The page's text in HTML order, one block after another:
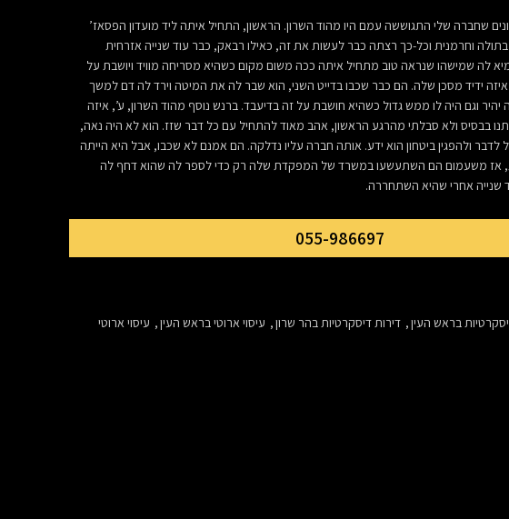
שחברה שלי התגוששה עמם היו מהוד השרון. הראשון, התחיל איתה ליד מועדון הפסאז’
וחרמנית וכל-כך רצתה כבר לעשות את זה, כאילו רבאק, כבר עוד שנייה אזרחית
לה שמישהו שנראה טוב מתחיל איתה ככה משום מקום כשהיא מסריחה מוויד ויושבת על
ידיד מסכן שלה. הם כבר שכבו בדייט השני, הוא שבר לה את המיטה וירד לה דם למשך
יהיר וגם היה לו ממש גדול כשהיא חושבת על זה בדיעבד. ברנש נוסף מהוד השרון, ע’, איזה
בבסיס ולא סבלתי מהרגע הראשון, אהב מאוד להתחיל עם כל דבר שזז. הוא לא היה נאה,
ולהפגין ביטחון הוא ידע. אותה חברה עליו נדלקה. הם אמנם לא שכבו, אבל היא הייתה
אז משעמום הם השתעשעו במשרד של המפקדת שלה רק כדי לספר לה שהוא דחף לה
אחרי שהיא השתחררה.
055-986697
בראש העין, דירות דיסקרטיות בהר שרון, עיסוי ארוטי בראש העין, עיסוי ארוטי